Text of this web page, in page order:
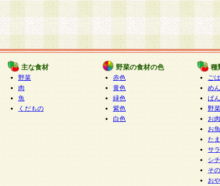
主な食材
野菜
肉
魚
くだもの
野菜の食材の色
赤色
黄色
緑色
紫色
白色
種
ご
めん
ぱん
野
お
お
た
サ
シ
そ
お